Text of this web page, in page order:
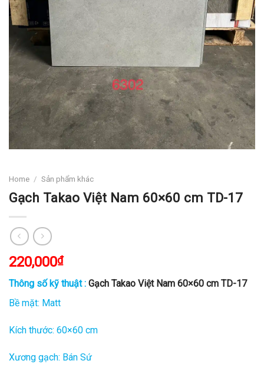
Home / Sản phẩm khác
Gạch Takao Việt Nam 60×60 cm TD-17
220,000₫
Thông số kỹ thuật : Gạch Takao Việt Nam 60×60 cm TD-17
Bề mặt: Matt
Kích thước: 60×60 cm
Xương gạch: Bán Sứ